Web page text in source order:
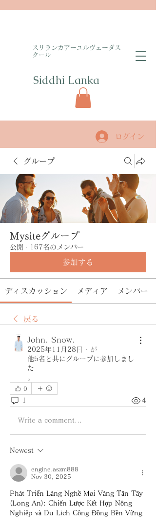
​スリランカアーユルヴェーダス
クール
Siddhi Lanka​
ログイン
グループ
Mysiteグループ
公開 · 167名のメンバー
参加する
ディスカッション メディア メンバー
戻る
John. Snow.
2025年11月28日 · が
他5名と共にグループに参加しまし
た
。
0
1 4
Write a comment...
Newest
engine.aszm888
Nov 30, 2025
Phát Triển Làng Nghề Mai Vàng Tân Tây
(Long An): Chiến Lược Kết Hợp Nông
Nghiệp và Du Lịch Cộng Đồng Bền Vững